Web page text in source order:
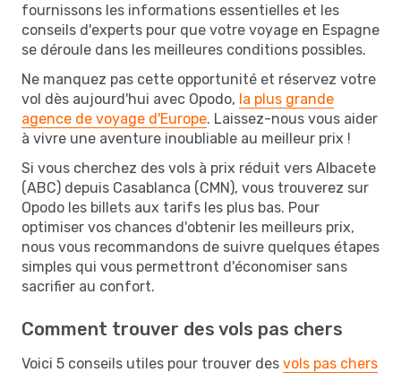
fournissons les informations essentielles et les
conseils d'experts pour que votre voyage en Espagne
se déroule dans les meilleures conditions possibles.
Ne manquez pas cette opportunité et réservez votre
vol dès aujourd'hui avec Opodo, la plus grande
agence de voyage d'Europe. Laissez-nous vous aider
à vivre une aventure inoubliable au meilleur prix !
Si vous cherchez des vols à prix réduit vers Albacete
(ABC) depuis Casablanca (CMN), vous trouverez sur
Opodo les billets aux tarifs les plus bas. Pour
optimiser vos chances d'obtenir les meilleurs prix,
nous vous recommandons de suivre quelques étapes
simples qui vous permettront d'économiser sans
sacrifier au confort.
Comment trouver des vols pas chers
Voici 5 conseils utiles pour trouver des vols pas chers